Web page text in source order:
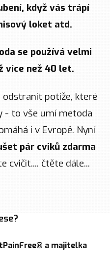
když vás trápí
loket atd.
se používá velmi
více než 40 let.
odstranit potíže, které
- to vše umí metoda
i v Evropě. Nyní
pár cviků zdarma
cvičit.... čtěte dále...
a majitelka